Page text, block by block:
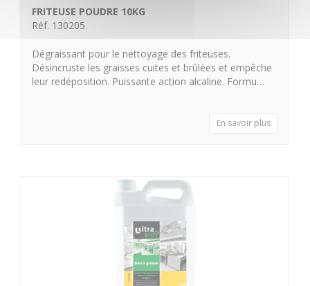
FRITEUSE POUDRE 10KG
Réf. 130205
Dégraissant pour le nettoyage des friteuses.
Désincruste les graisses cuites et brûlées et empêche
leur redéposition. Puissante action alcaline. Formu…
En savoir plus